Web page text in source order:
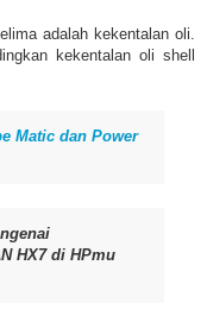
adalah kekentalan oli.
kekentalan oli shell
Matic dan Power
HX7 di HPmu